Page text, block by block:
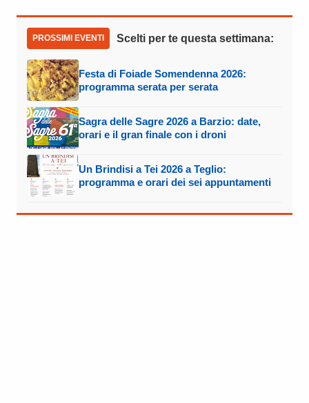
PROSSIMI EVENTI Scelti per te questa settimana:
Festa di Foiade Somendenna 2026:
programma serata per serata
Sagra delle Sagre 2026 a Barzio: date,
orari e il gran finale con i droni
Un Brindisi a Tei 2026 a Teglio:
programma e orari dei sei appuntamenti